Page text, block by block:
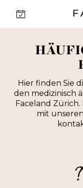
Hier finden Sie
den medizinisch
Faceland Zürich.
mit